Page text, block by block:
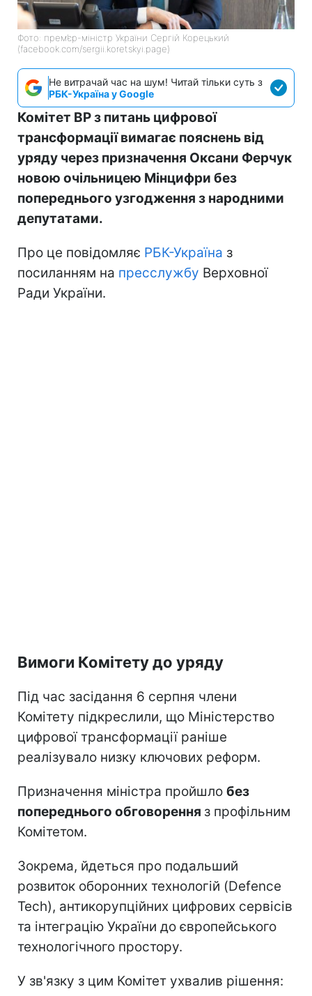
Фото: прем’єр-міністр України Сергій Корецький
(facebook.com/sergii.koretskyi.page)
Не витрачай час на шум! Читай тільки суть з
РБК-Україна у Google
Комітет ВР з питань цифрової
трансформації вимагає пояснень від
уряду через призначення Оксани Ферчук
новою очільницею Мінцифри без
попереднього узгодження з народними
депутатами.
Про це повідомляє РБК-Україна з
посиланням на пресслужбу Верховної
Ради України.
Вимоги Комітету до уряду
Під час засідання 6 серпня члени
Комітету підкреслили, що Міністерство
цифрової трансформації раніше
реалізувало низку ключових реформ.
Призначення міністра пройшло без
попереднього обговорення з профільним
Комітетом.
Зокрема, йдеться про подальший
розвиток оборонних технологій (Defence
Tech), антикорупційних цифрових сервісів
та інтеграцію України до європейського
технологічного простору.
У зв'язку з цим Комітет ухвалив рішення: